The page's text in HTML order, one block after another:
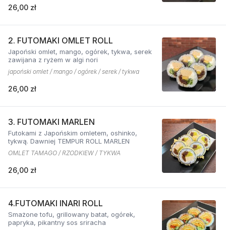
26,00 zł
2. FUTOMAKI OMLET ROLL
Japoński omlet, mango, ogórek, tykwa, serek
zawijana z ryżem w algi nori
japoński omlet / mango / ogórek / serek / tykwa
26,00 zł
3. FUTOMAKI MARLEN
Futokami z Japońskim omletem, oshinko,
tykwą. Dawniej TEMPUR ROLL MARLEN
OMLET TAMAGO / RZODKIEW / TYKWA
26,00 zł
4.FUTOMAKI INARI ROLL
Smażone tofu, grillowany batat, ogórek,
papryka, pikantny sos sriracha